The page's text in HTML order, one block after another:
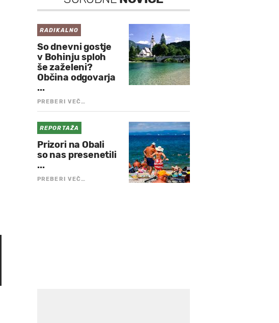
RADIKALNO
So dnevni gostje
v Bohinju sploh
še zaželeni?
Občina odgovarja
...
PREBERI VEČ…
REPORTAŽA
Prizori na Obali
so nas presenetili
...
PREBERI VEČ…